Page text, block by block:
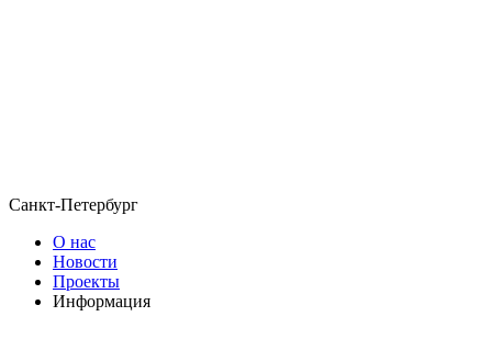
Санкт-Петербург
О нас
Новости
Проекты
Информация